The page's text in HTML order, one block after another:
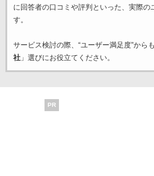
に回答者の口コミや評判といった、実際の
す。
サービス検討の際、“ユーザー満足度”から
社」選びにお役立てください。
PR